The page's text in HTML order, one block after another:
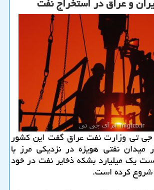
تی وزارت نفت عراق گفت این كشور
میدان نفتی هویزه در نزدیكی مرز با
یك میلیارد بشكه ذخایر نفت در خود
شروع كرده است.